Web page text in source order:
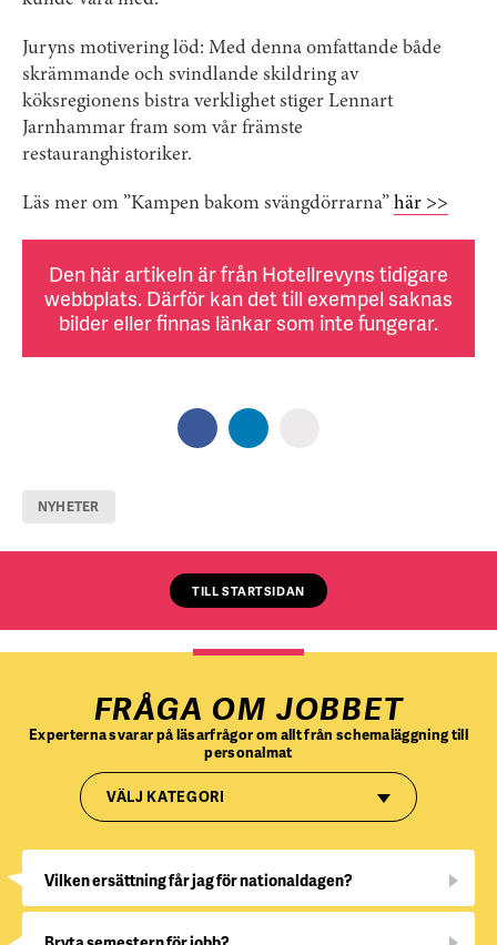
Juryns motivering löd: Med denna omfattande både
skrämmande och svindlande skildring av
köksregionens bistra verklighet stiger Lennart
Jarnhammar fram som vår främste
restauranghistoriker.
Läs mer om ”Kampen bakom svängdörrarna” här >>
Den här artikeln är från Hotellrevyns tidigare
webbplats. Därför kan det till exempel saknas
bilder eller finnas länkar som inte fungerar.
NYHETER
TILL STARTSIDAN
FRÅGA OM JOBBET
Experterna svarar på läsarfrågor om allt från schemaläggning till
personalmat
VÄLJ KATEGORI
Vilken ersättning får jag för nationaldagen?